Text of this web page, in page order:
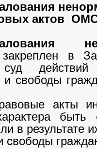
актов
закреплен в
свободы
акты
в результате
свободы